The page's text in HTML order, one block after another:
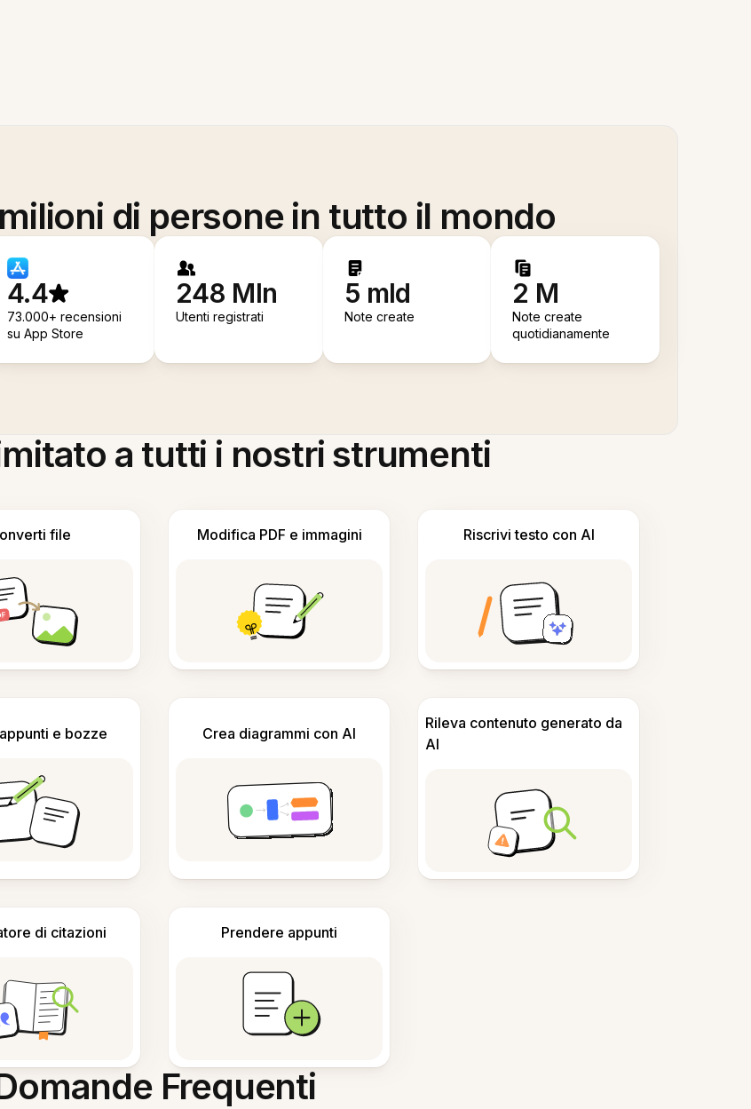
di persone in tutto il mondo
4.4
73.000+ recensioni
su App Store
248 Mln
Utenti registrati
5 mld
Note create
2 M
Note create
quotidianamente
a tutti i nostri strumenti
file Modifica PDF e immagini Riscrivi testo con AI
e bozze Crea diagrammi con AI
Rileva contenuto generato da
AI
di citazioni Prendere appunti
Frequenti